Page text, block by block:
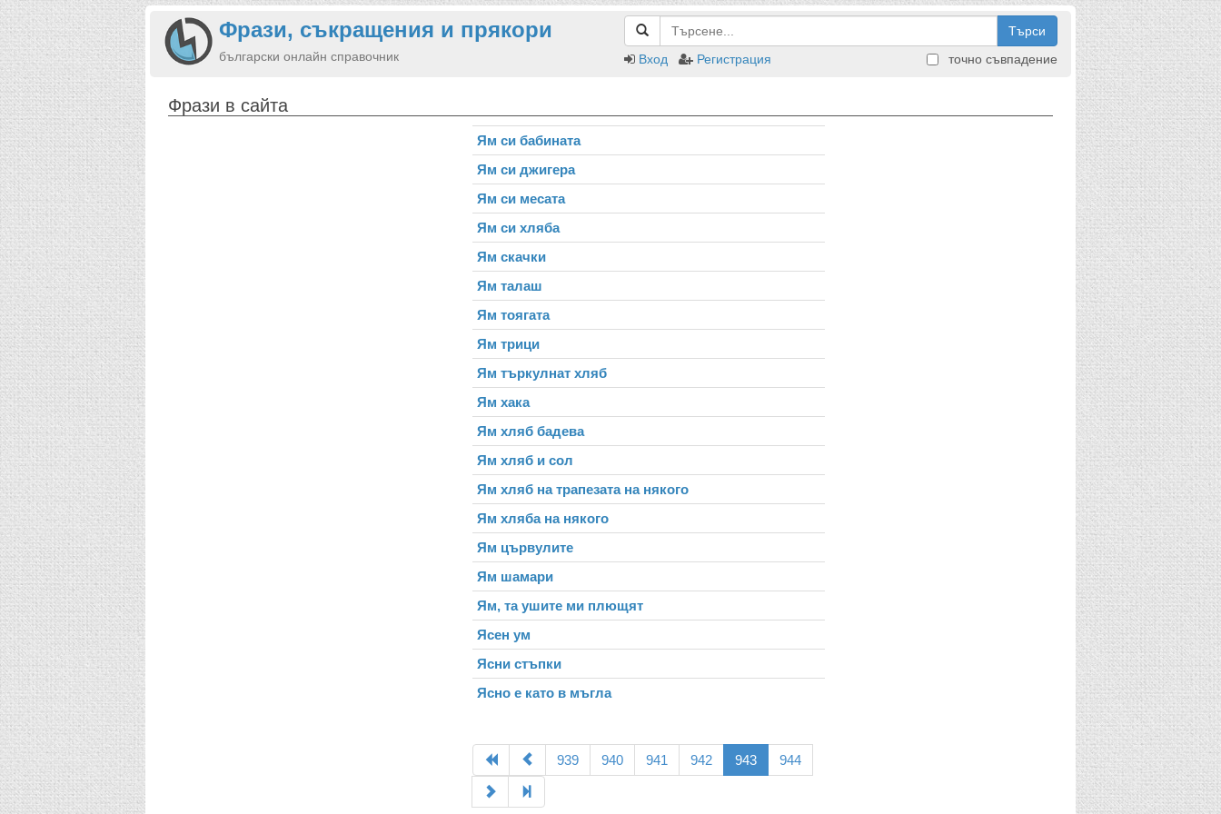
Фрази, съкращения и прякори
български онлайн справочник
Търси
Вход
Регистрация точно съвпадение
Фрази в сайта
Ям си бабината
Ям си джигера
Ям си месата
Ям си хляба
Ям скачки
Ям талаш
Ям тоягата
Ям трици
Ям търкулнат хляб
Ям хака
Ям хляб бадева
Ям хляб и сол
Ям хляб на трапезата на някого
Ям хляба на някого
Ям цървулите
Ям шамари
Ям, та ушите ми плющят
Ясен ум
Ясни стъпки
Ясно е като в мъгла
939 940 941 942 943 944